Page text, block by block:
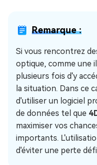
Remarque :
Si vous rencontrez
optique, comme une
plusieurs fois d'y
la situation. Dans ce
d'utiliser un logiciel
de données tel que
maximiser vos
importants.
d'éviter une perte